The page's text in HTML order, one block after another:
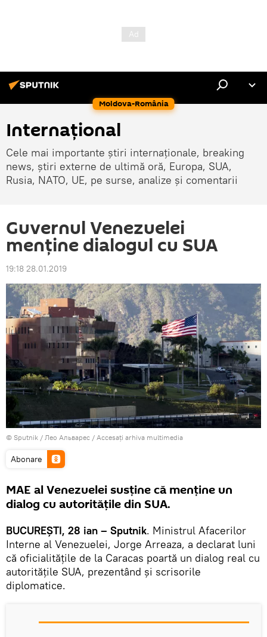
Moldova-România
Internaţional
Cele mai importante știri internaționale, breaking
news, știri externe de ultimă oră, Europa, SUA,
Rusia, NATO, UE, pe surse, analize și comentarii
Guvernul Venezuelei
menține dialogul cu SUA
19:18 28.01.2019
© Sputnik / Лео Альварес / Accesați arhiva multimedia
Abonare
MAE al Venezuelei susține că menține un
dialog cu autoritățile din SUA.
BUCUREȘTI, 28 ian – Sputnik. Ministrul Afacerilor
Interne al Venezuelei, Jorge Arreaza, a declarat luni
că oficialitățile de la Caracas poartă un dialog real cu
autoritățile SUA, prezentând și scrisorile
diplomatice.